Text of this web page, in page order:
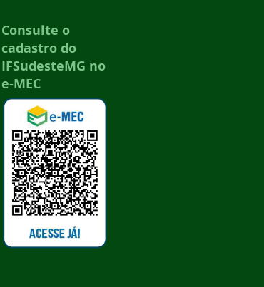
Consulte o
cadastro do
IFSudesteMG no
e-MEC